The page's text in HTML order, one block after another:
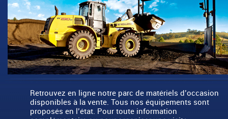
Retrouvez en ligne notre parc de matériels d’occasion
disponibles à la vente. Tous nos équipements sont
proposés en l’état. Pour toute information